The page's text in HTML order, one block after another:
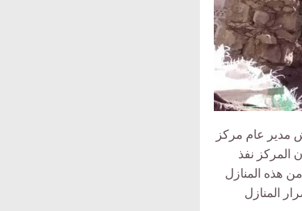
مدير عام مركز
المعماري التابع لهيئة الحفاظ على المدن التاريخية لـ(منصتي 30) أن المركز نفذ
جميعها شهدت انفجارات في محيطها، 50 بالمئة من هذه المنازل
كانت أضرار المنازل